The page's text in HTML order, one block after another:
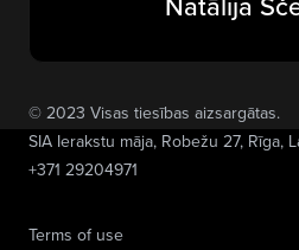
Terms of use
© 2023 Visas tiesības aizsargātas.
SIA Ierakstu māja, Robežu 27, Rīga,
+371 29204971